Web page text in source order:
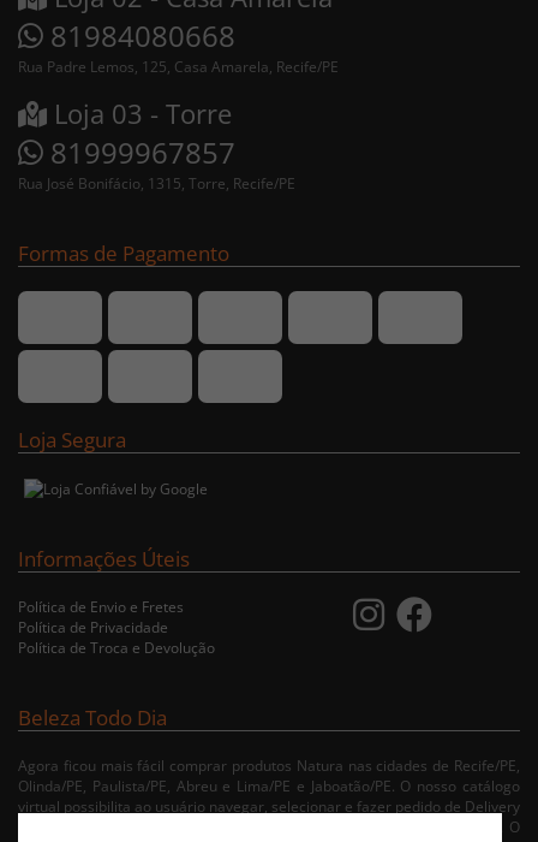
81984080668
Rua Padre Lemos, 125, Casa Amarela, Recife/PE
Loja 03 - Torre
81999967857
Rua José Bonifácio, 1315, Torre, Recife/PE
Formas de Pagamento
Loja Segura
Informações Úteis
Política de Envio e Fretes
Política de Privacidade
Política de Troca e Devolução
Beleza Todo Dia
Agora ficou mais fácil comprar produtos Natura nas cidades de Recife/PE,
Olinda/PE, Paulista/PE, Abreu e Lima/PE e Jaboatão/PE. O nosso catálogo
virtual possibilita ao usuário navegar, selecionar e fazer pedido de Delivery
no conforto da sua residência. Consulte nossa condições de entrega. O